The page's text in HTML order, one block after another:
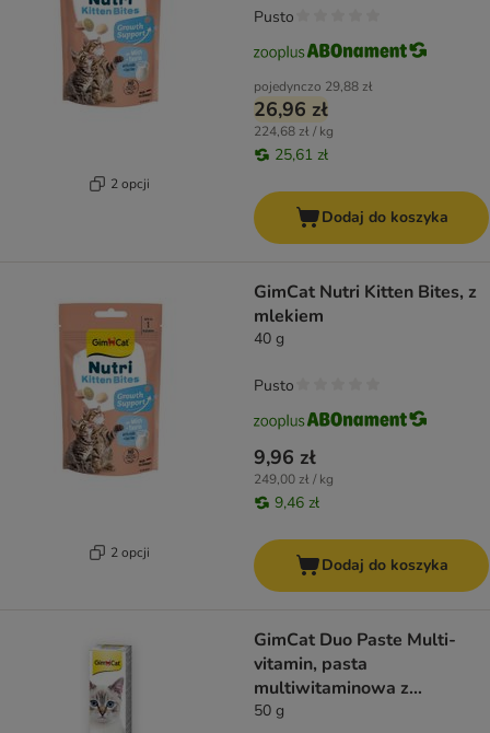
2 opcji
pojedynczo 29,88 zł
26,96 zł
224,68 zł / kg
25,61 zł
Pusto
Dodaj do koszyka
2 opcji
GimCat Nutri Kitten Bites, z
mlekiem
40 g
9,96 zł
249,00 zł / kg
9,46 zł
Pusto
Dodaj do koszyka
GimCat Duo Paste Multi-
vitamin, pasta
multiwitaminowa z
tuńczykiem
50 g